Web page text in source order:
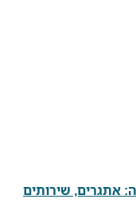
אתגרים, שירותים